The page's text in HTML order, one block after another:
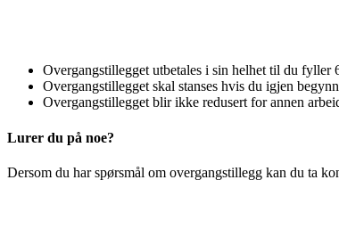
Overgangstillegget utbetales i sin helhet til du fyller
Overgangstillegget skal stanses hvis du igjen
Overgangstillegget blir ikke redusert for annen
Lurer du på noe?
Dersom du har spørsmål om overgangstillegg kan du ta